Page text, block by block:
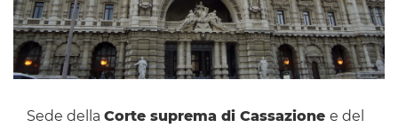
Sede della Corte suprema di Cassazione e del